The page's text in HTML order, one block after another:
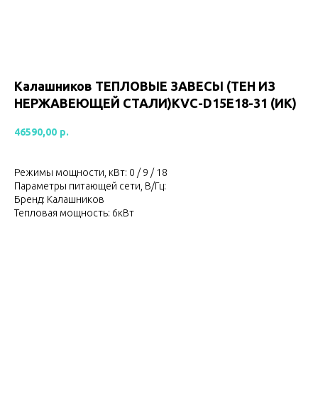
Калашников ТЕПЛОВЫЕ ЗАВЕСЫ (ТЕН ИЗ
НЕРЖАВЕЮЩЕЙ СТАЛИ)KVC-D15E18-31 (ИК)
46590,00 р.
Режимы мощности, кВт: 0 / 9 / 18
Параметры питающей сети, В/Гц:
Бренд: Калашников
Тепловая мощность: 6кВт